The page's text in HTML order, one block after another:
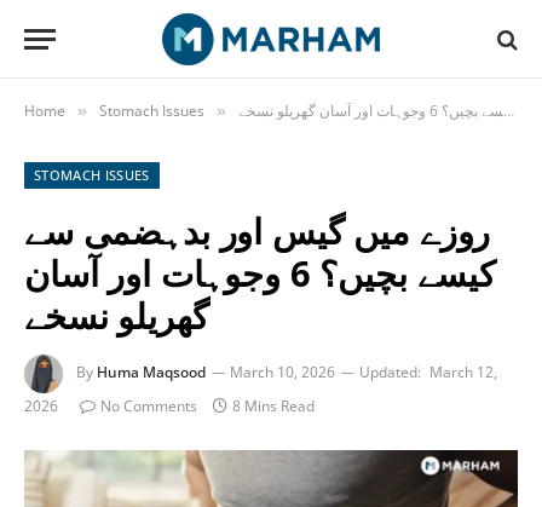
Home » Stomach Issues » روزے میں گیس اور بدہضمی سے کیسے بچیں؟ 6 وجوہات اور آسان گھریلو نسخے
STOMACH ISSUES
روزے میں گیس اور بدہضمی سے
کیسے بچیں؟ 6 وجوہات اور آسان
گھریلو نسخے
By Huma Maqsood March 10, 2026 Updated: March 12,
2026
No Comments 8 Mins Read